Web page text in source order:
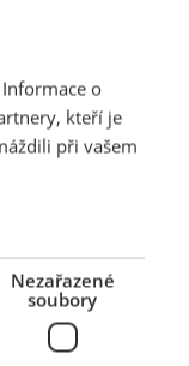
o
kteří je
při vašem
Nezařazené
soubory